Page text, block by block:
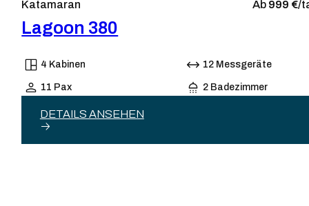
Katamaran Ab 999 €/
Lagoon 380
4 Kabinen 12 Messgeräte
11 Pax 2 Badezimmer
DETAILS ANSEHEN